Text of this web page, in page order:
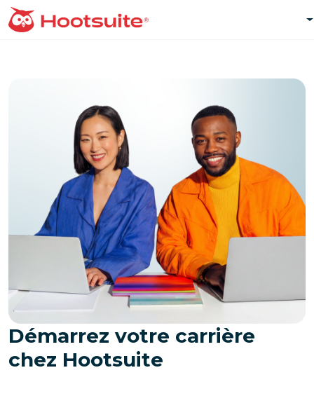
Démarrez votre carrière
chez Hootsuite